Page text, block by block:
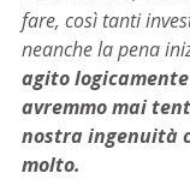
fare, così tanti
neanche la pena
agito
avremmo mai
nostra ingenuità
molto.